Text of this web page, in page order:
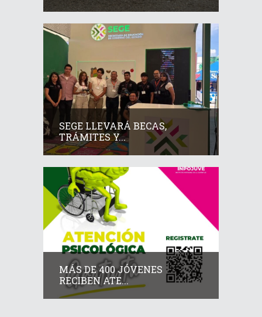
SEGE LLEVARÁ BECAS,
TRÁMITES Y...
MÁS DE 400 JÓVENES
RECIBEN ATE...